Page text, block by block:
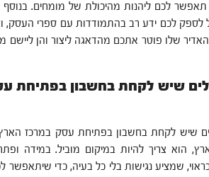
לכם ליהנות מהיכולת של מומחים. בנוסף
לספק לכם ידע רב בהתמודדות עם ספרי העסק,
האדיר שלו פוטר אתכם מהדאגה ליצור והן
שיש לקחת בחשבון בפתיחת
שיש לקחת בחשבון בפתיחת עסק במרכז
הוא צריך להיות במיקום מוביל. במידה
שמציע נגישות בלי כל בעיה, כדי שיתאפשר